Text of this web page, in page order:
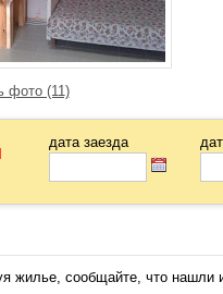
фото (11)
дата заезда
жилье, сообщайте, что